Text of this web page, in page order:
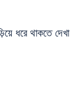
ধরে থাকতে দেখা